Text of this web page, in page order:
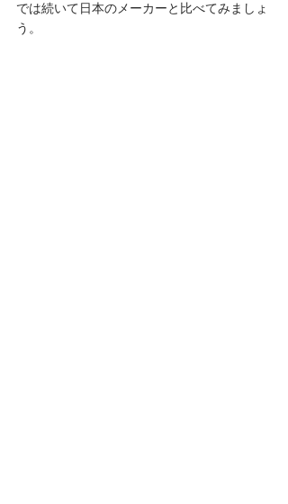
では続いて日本のメーカーと比べてみましょ
う。